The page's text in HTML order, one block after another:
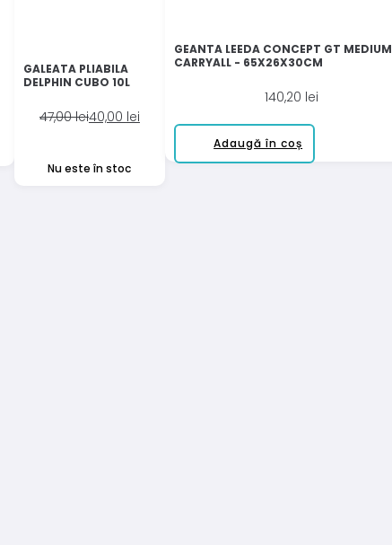
GALEATA PLIABILA
DELPHIN CUBO 10L
47,00leiPrețul
fost:
40,00 lei
Prețul
40,00 lei.
Nu este în stoc
GEANTA LEEDA CONCEPT GT MEDIUM
CARRYALL - 65X26X30CM
140,20 lei
Adaugă în coș